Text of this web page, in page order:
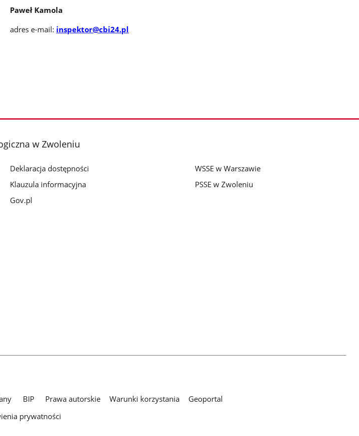
Paweł Kamola
adres e-mail: inspektor@cbi24.pl
w Zwoleniu
Deklaracja dostępności
Klauzula informacyjna
Gov.pl
WSSE w Warszawie
PSSE w Zwoleniu
BIP Prawa autorskie Warunki korzystania
Geoportal
prywatności